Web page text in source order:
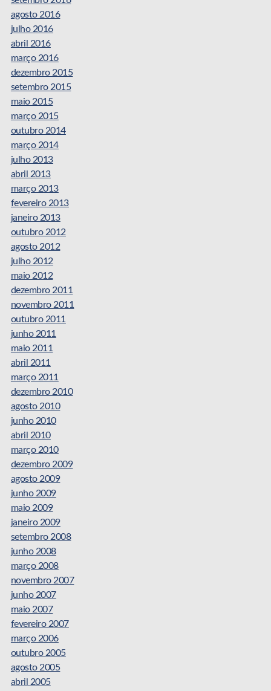
agosto 2016
julho 2016
abril 2016
março 2016
dezembro 2015
setembro 2015
maio 2015
março 2015
outubro 2014
março 2014
julho 2013
abril 2013
março 2013
fevereiro 2013
janeiro 2013
outubro 2012
agosto 2012
julho 2012
maio 2012
dezembro 2011
novembro 2011
outubro 2011
junho 2011
maio 2011
abril 2011
março 2011
dezembro 2010
agosto 2010
junho 2010
abril 2010
março 2010
dezembro 2009
agosto 2009
junho 2009
maio 2009
janeiro 2009
setembro 2008
junho 2008
março 2008
novembro 2007
junho 2007
maio 2007
fevereiro 2007
março 2006
outubro 2005
agosto 2005
abril 2005